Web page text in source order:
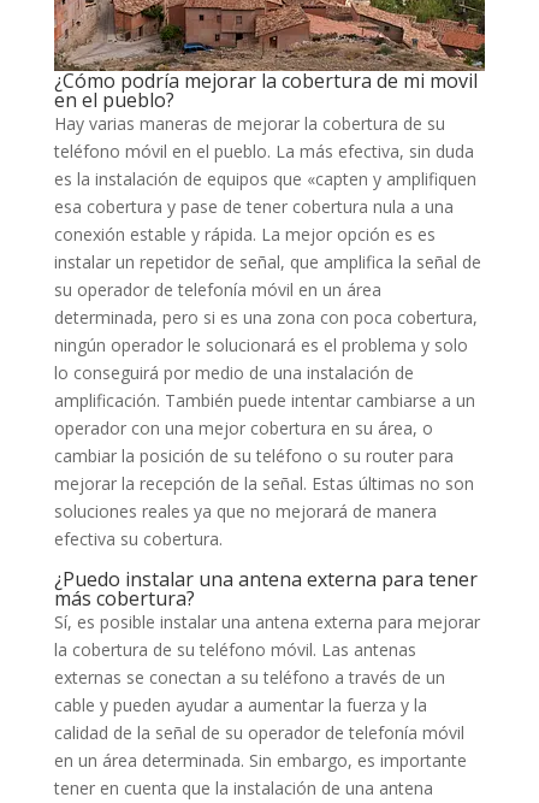
¿Cómo podría mejorar la cobertura de mi movil
en el pueblo?
Hay varias maneras de mejorar la cobertura de su
teléfono móvil en el pueblo. La más efectiva, sin duda
es la instalación de equipos que «capten y amplifiquen
esa cobertura y pase de tener cobertura nula a una
conexión estable y rápida. La mejor opción es es
instalar un repetidor de señal, que amplifica la señal de
su operador de telefonía móvil en un área
determinada, pero si es una zona con poca cobertura,
ningún operador le solucionará es el problema y solo
lo conseguirá por medio de una instalación de
amplificación. También puede intentar cambiarse a un
operador con una mejor cobertura en su área, o
cambiar la posición de su teléfono o su router para
mejorar la recepción de la señal. Estas últimas no son
soluciones reales ya que no mejorará de manera
efectiva su cobertura.
¿Puedo instalar una antena externa para tener
más cobertura?
Sí, es posible instalar una antena externa para mejorar
la cobertura de su teléfono móvil. Las antenas
externas se conectan a su teléfono a través de un
cable y pueden ayudar a aumentar la fuerza y la
calidad de la señal de su operador de telefonía móvil
en un área determinada. Sin embargo, es importante
tener en cuenta que la instalación de una antena